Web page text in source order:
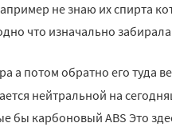
не знаю их спирта
что изначально
а потом обратно его туда
нейтральной на
бы карбоновый ABS Это